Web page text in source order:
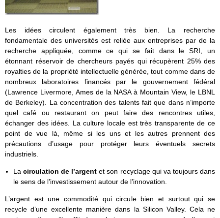
Les idées circulent également très bien. La recherche
fondamentale des universités est reliée aux entreprises par de la
recherche appliquée, comme ce qui se fait dans le SRI, un
étonnant réservoir de chercheurs payés qui récupèrent 25% des
royalties de la propriété intellectuelle générée, tout comme dans de
nombreux laboratoires financés par le gouvernement fédéral
(Lawrence Livermore, Ames de la NASA à Mountain View, le LBNL
de Berkeley). La concentration des talents fait que dans n’importe
quel café ou restaurant on peut faire des rencontres utiles,
échanger des idées. La culture locale est très transparente de ce
point de vue là, même si les uns et les autres prennent des
précautions d’usage pour protéger leurs éventuels secrets
industriels.
Lacirculation de l’argentet son recyclage qui va toujours dans
le sens de l’investissement autour de l’innovation.
L’argent est une commodité qui circule bien et surtout qui se
recycle d’une excellente manière dans la Silicon Valley. Cela ne